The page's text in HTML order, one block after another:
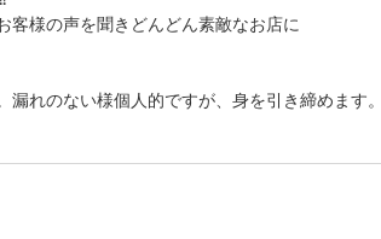
客様の声を聞きどんどん素敵なお店に
漏れのない様個人的ですが、身を引き締めます。